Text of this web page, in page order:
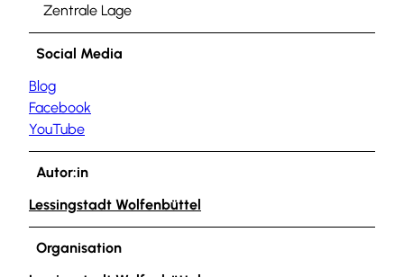
Zentrale Lage
Social Media
Blog
Facebook
YouTube
Autor:in
Lessingstadt Wolfenbüttel
Organisation